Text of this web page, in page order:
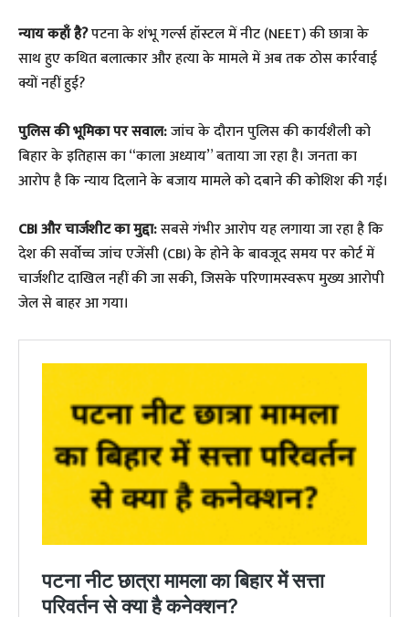
न्याय कहाँ है?पटना के शंभू गर्ल्स हॉस्टल में नीट (NEET) की छात्रा के
साथ हुए कथित बलात्कार और हत्या के मामले में अब तक ठोस कार्रवाई
क्यों नहीं हुई?
पुलिस की भूमिका पर सवाल:जांच के दौरान पुलिस की कार्यशैली को
बिहार के इतिहास का “काला अध्याय” बताया जा रहा है। जनता का
आरोप है कि न्याय दिलाने के बजाय मामले को दबाने की कोशिश की गई।
CBI और चार्जशीट का मुद्दा:सबसे गंभीर आरोप यह लगाया जा रहा है कि
देश की सर्वोच्च जांच एजेंसी (CBI) के होने के बावजूद समय पर कोर्ट में
चार्जशीट दाखिल नहीं की जा सकी, जिसके परिणामस्वरूप मुख्य आरोपी
जेल से बाहर आ गया।